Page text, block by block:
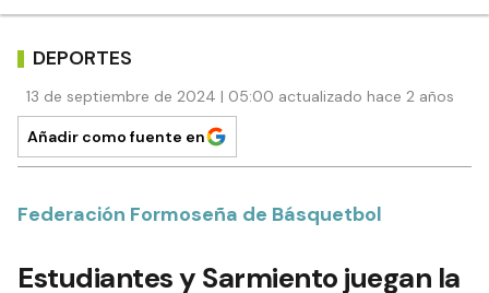
DEPORTES
13 de septiembre de 2024 | 05:00 actualizado hace 2 años
Añadir como fuente en
Federación Formoseña de Básquetbol
Estudiantes y Sarmiento juegan la